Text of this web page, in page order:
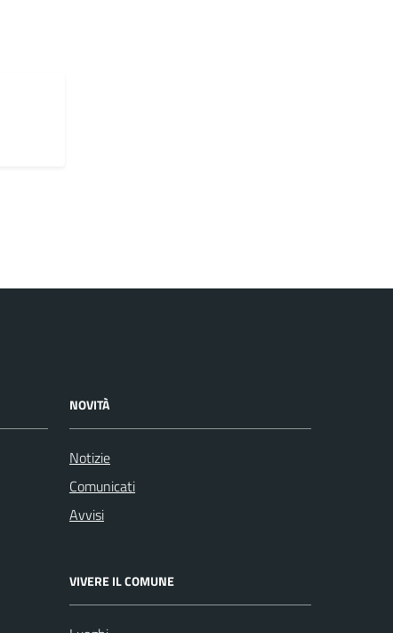
NOVITÀ
Notizie
Comunicati
Avvisi
VIVERE IL COMUNE